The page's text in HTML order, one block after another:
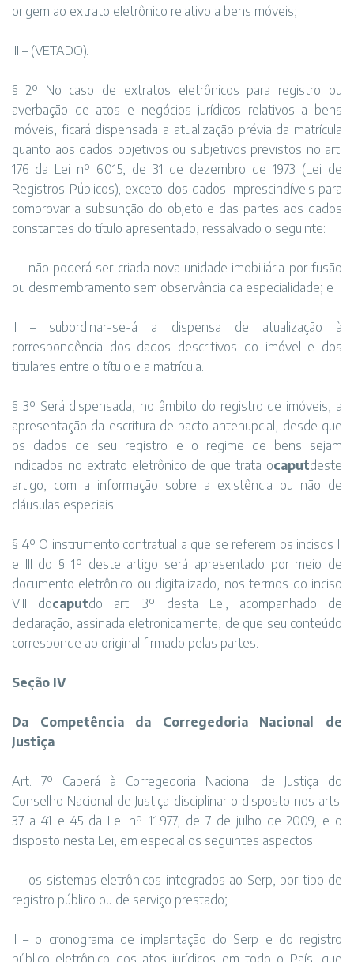
origem ao extrato eletrônico relativo a bens móveis;
III – (VETADO).
§ 2º No caso de extratos eletrônicos para registro ou
averbação de atos e negócios jurídicos relativos a bens
imóveis, ficará dispensada a atualização prévia da matrícula
quanto aos dados objetivos ou subjetivos previstos no art.
176 da Lei nº 6.015, de 31 de dezembro de 1973 (Lei de
Registros Públicos), exceto dos dados imprescindíveis para
comprovar a subsunção do objeto e das partes aos dados
constantes do título apresentado, ressalvado o seguinte:
I – não poderá ser criada nova unidade imobiliária por fusão
ou desmembramento sem observância da especialidade; e
II – subordinar-se-á a dispensa de atualização à
correspondência dos dados descritivos do imóvel e dos
titulares entre o título e a matrícula.
§ 3º Será dispensada, no âmbito do registro de imóveis, a
apresentação da escritura de pacto antenupcial, desde que
os dados de seu registro e o regime de bens sejam
indicados no extrato eletrônico de que trata ocaputdeste
artigo, com a informação sobre a existência ou não de
cláusulas especiais.
§ 4º O instrumento contratual a que se referem os incisos II
e III do § 1º deste artigo será apresentado por meio de
documento eletrônico ou digitalizado, nos termos do inciso
VIII docaputdo art. 3º desta Lei, acompanhado de
declaração, assinada eletronicamente, de que seu conteúdo
corresponde ao original firmado pelas partes.
Seção IV
Da Competência da Corregedoria Nacional de
Justiça
Art. 7º Caberá à Corregedoria Nacional de Justiça do
Conselho Nacional de Justiça disciplinar o disposto nos arts.
37 a 41 e 45 da Lei nº 11.977, de 7 de julho de 2009, e o
disposto nesta Lei, em especial os seguintes aspectos:
I – os sistemas eletrônicos integrados ao Serp, por tipo de
registro público ou de serviço prestado;
II – o cronograma de implantação do Serp e do registro
público eletrônico dos atos jurídicos em todo o País, que